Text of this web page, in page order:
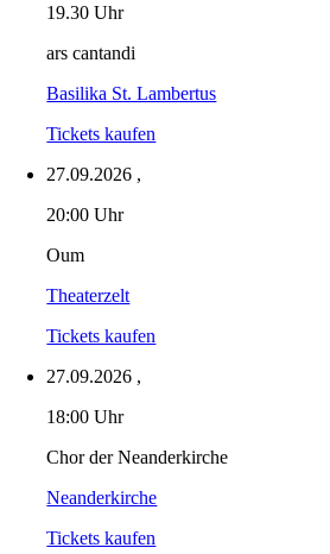
19.30 Uhr
ars cantandi
Basilika St. Lambertus
Tickets kaufen
27.09.2026 ,
20:00 Uhr
Oum
Theaterzelt
Tickets kaufen
27.09.2026 ,
18:00 Uhr
Chor der Neanderkirche
Neanderkirche
Tickets kaufen